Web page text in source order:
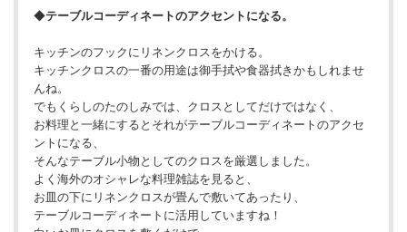
◆テーブルコーディネートのアクセントになる。
キッチンのフックにリネンクロスをかける。
キッチンクロスの一番の用途は御手拭や食器拭きかもしれませ
んね。
でもくらしのたのしみでは、クロスとしてだけではなく、
お料理と一緒にするとそれがテーブルコーディネートのアクセ
ントになる、
そんなテーブル小物としてのクロスを厳選しました。
よく海外のオシャレな料理雑誌を見ると、
お皿の下にリネンクロスが畳んで敷いてあったり、
テーブルコーディネートに活用していますね！